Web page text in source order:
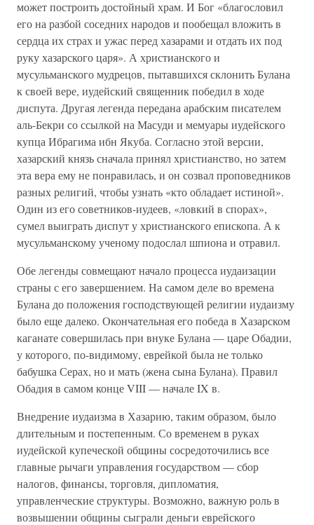
может построить достойный храм. И Бог «благословил
его на разбой соседних народов и пообещал вложить в
сердца их страх и ужас перед хазарами и отдать их под
руку хазарского царя». А христианского и
мусульманского мудрецов, пытавшихся склонить Булана
к своей вере, иудейский священник победил в ходе
диспута. Другая легенда передана арабским писателем
аль-Бекри со ссылкой на Масуди и мемуары иудейского
купца Ибрагима ибн Якуба. Согласно этой версии,
хазарский князь сначала принял христианство, но затем
эта вера ему не понравилась, и он созвал проповедников
разных религий, чтобы узнать «кто обладает истиной».
Один из его советников-иудеев, «ловкий в спорах»,
сумел выиграть диспут у христианского епископа. А к
мусульманскому ученому подослал шпиона и отравил.
Обе легенды совмещают начало процесса иудаизации
страны с его завершением. На самом деле во времена
Булана до положения господствующей религии иудаизму
было еще далеко. Окончательная его победа в Хазарском
каганате совершилась при внуке Булана — царе Обадии,
у которого, по-видимому, еврейкой была не только
бабушка Серах, но и мать (жена сына Булана). Правил
Обадия в самом конце VIII — начале IX в.
Внедрение иудаизма в Хазарию, таким образом, было
длительным и постепенным. Со временем в руках
иудейской купеческой общины сосредоточились все
главные рычаги управления государством — сбор
налогов, финансы, торговля, дипломатия,
управленческие структуры. Возможно, важную роль в
возвышении общины сыграли деньги еврейского